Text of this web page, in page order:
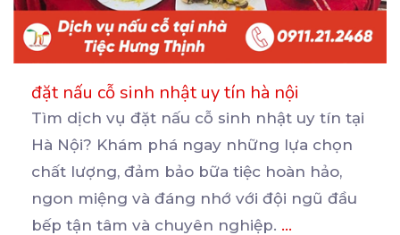
đặt nấu cỗ sinh nhật uy tín hà nội
Tìm dịch vụ đặt nấu cỗ sinh nhật uy tín tại
Hà Nội? Khám phá ngay những lựa chọn
chất lượng, đảm bảo bữa tiệc hoàn hảo,
ngon miệng và đáng nhớ với đội ngũ đầu
bếp tận tâm và chuyên nghiệp. ...